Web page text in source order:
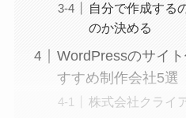
自分で作成する
のか決める
WordPressのサイ
すすめ制作会社5選
株式会社クライ